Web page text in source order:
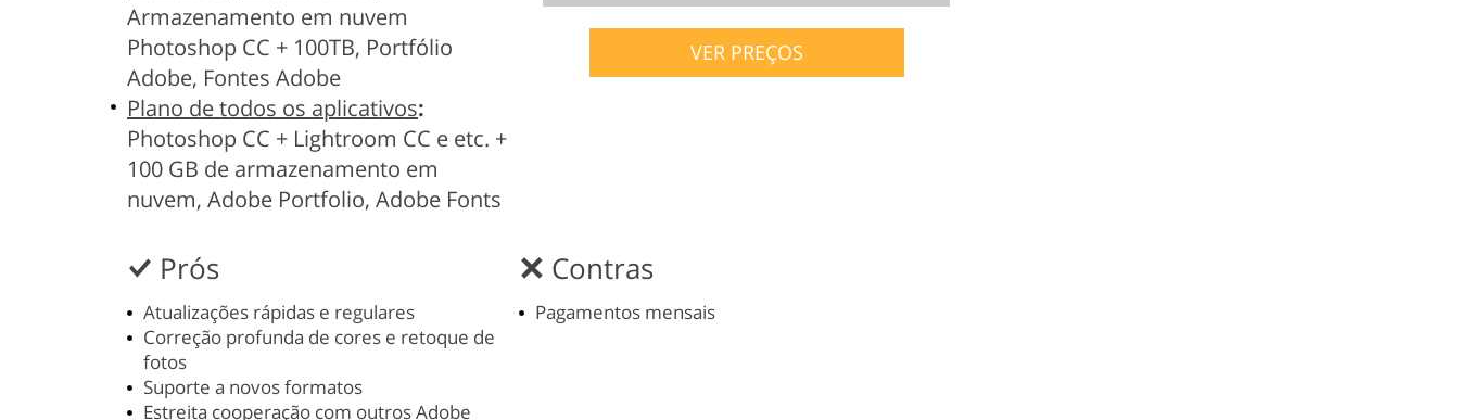
Armazenamento em nuvem
Photoshop CC + 100TB, Portfólio
Adobe, Fontes Adobe
Plano de todos os aplicativos:
Photoshop CC + Lightroom CC e etc. +
100 GB de armazenamento em
nuvem, Adobe Portfolio, Adobe Fonts
VER PREÇOS
Prós
Atualizações rápidas e regulares
Correção profunda de cores e retoque de
fotos
Suporte a novos formatos
Estreita cooperação com outros Adobe
Contras
Pagamentos mensais